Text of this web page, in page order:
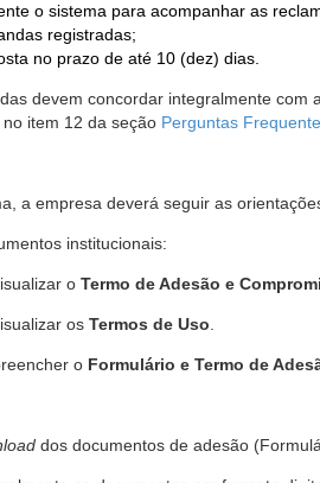
o sistema para acompanhar as
registradas;
no prazo de até 10 (dez) dias.
devem concordar integralmente
item 12 da seção Perguntas
a empresa deverá seguir as
institucionais:
o Termo de Adesão e
os Termos de Uso
o Formulário e Termo de
dos documentos de adesão